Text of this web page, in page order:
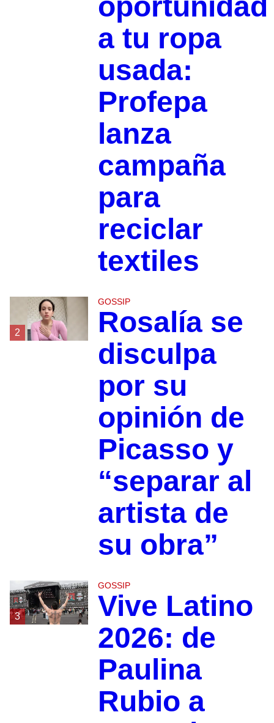
oportunidad
a tu ropa
usada:
Profepa
lanza
campaña
para
reciclar
textiles
2
GOSSIP
Rosalía se
disculpa
por su
opinión de
Picasso y
“separar al
artista de
su obra”
3
GOSSIP
Vive Latino
2026: de
Paulina
Rubio a